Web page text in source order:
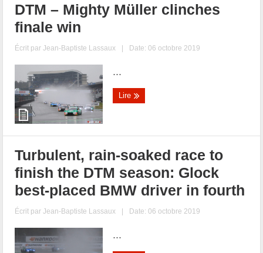
DTM – Mighty Müller clinches
finale win
Écrit parJean-Baptiste Lassaux | Date: 06 octobre 2019
...
Lire
Turbulent, rain-soaked race to
finish the DTM season: Glock
best-placed BMW driver in fourth
Écrit parJean-Baptiste Lassaux | Date: 06 octobre 2019
...